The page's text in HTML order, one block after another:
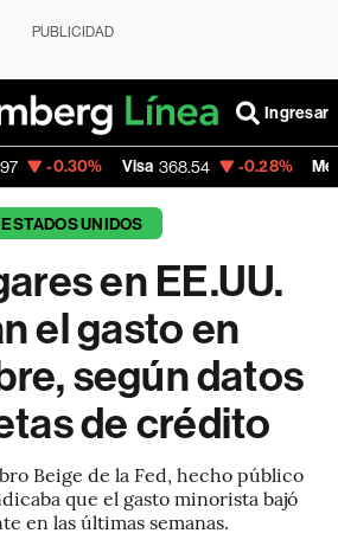
PUBLICIDAD
Ingresar
Visa 368.54 -0.28% MercadoLibre
ESTADOS UNIDOS
en EE.UU.
el gasto en
según datos
de crédito
Beige de la Fed, hecho público
que el gasto minorista bajó
en las últimas semanas.